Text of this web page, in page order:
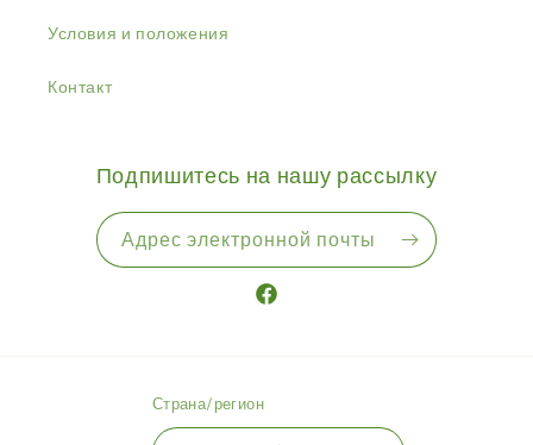
Условия и положения
Контакт
Подпишитесь на нашу рассылку
Адрес электронной почты
Facebook
Страна/регион